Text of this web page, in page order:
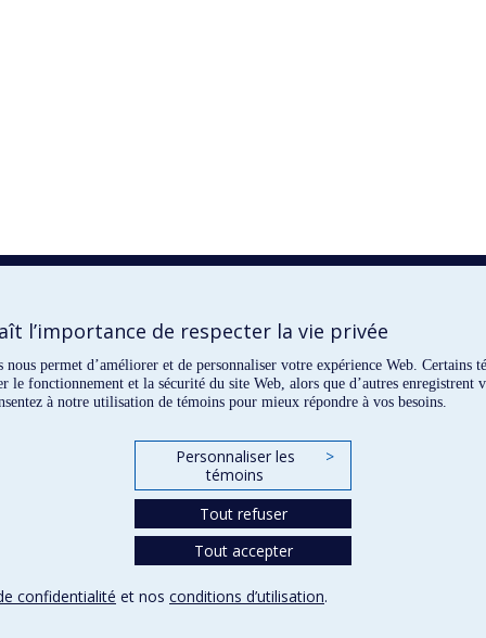
l’importance de respecter la vie privée
permet d’améliorer et de personnaliser votre expérience Web. Certains
le fonctionnement et la sécurité du site Web, alors que d’autres enregistrent
à notre utilisation de témoins pour mieux répondre à vos besoins.
Personnaliser les
témoins
>
Tout refuser
Tout accepter
confidentialité et nos conditions d’utilisation.